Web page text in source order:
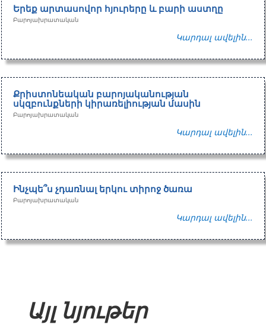
Երեք արտասովոր հյուրերը և բարի աստղը
Բարոյախրատական
Կարդալ ավելին...
Քրիստոնեական բարոյականության
սկզբունքների կիրառելիության մասին
Բարոյախրատական
Կարդալ ավելին...
Ինչպե՞ս չդառնալ երկու տիրոջ ծառա
Բարոյախրատական
Կարդալ ավելին...
Այլ նյութեր